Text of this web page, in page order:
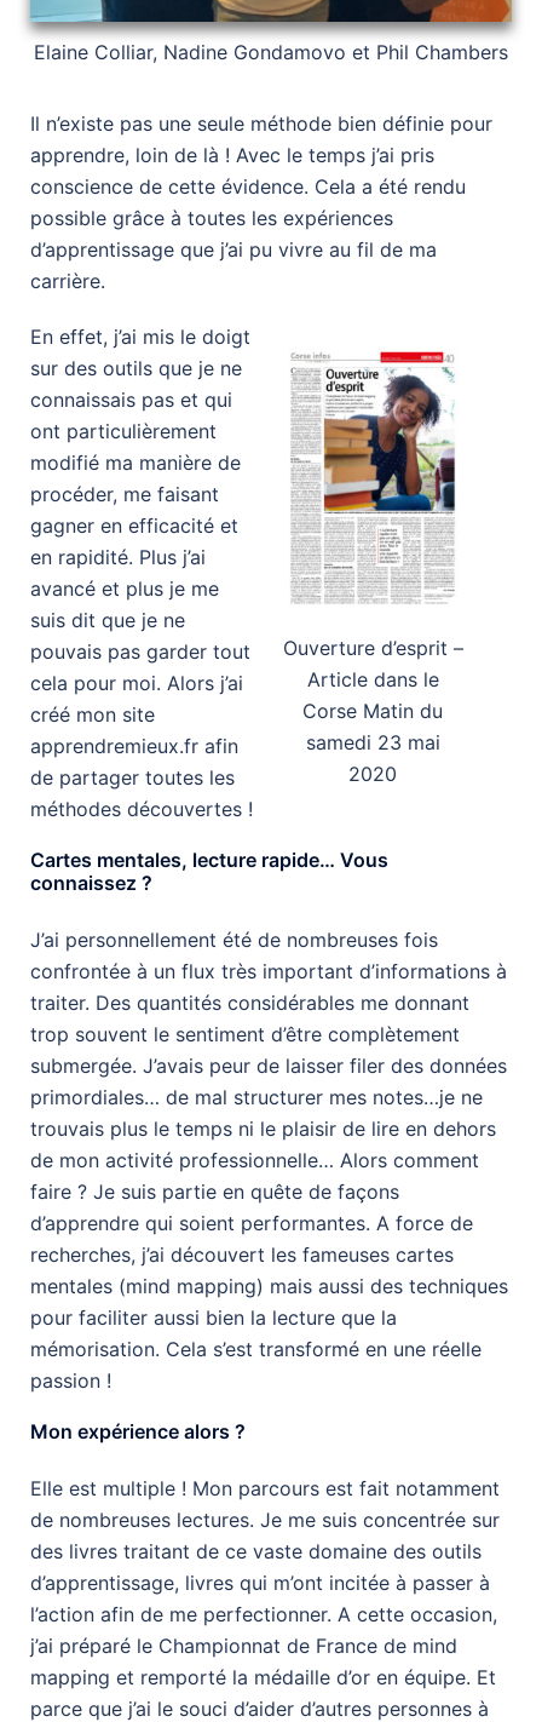
Elaine Colliar, Nadine Gondamovo et Phil Chambers
Il n’existe pas une seule méthode bien définie pour
apprendre, loin de là ! Avec le temps j’ai pris
conscience de cette évidence. Cela a été rendu
possible grâce à toutes les expériences
d’apprentissage que j’ai pu vivre au fil de ma
carrière.
Ouverture d’esprit –
Article dans le
Corse Matin du
samedi 23 mai
2020
En effet, j’ai mis le doigt
sur des outils que je ne
connaissais pas et qui
ont particulièrement
modifié ma manière de
procéder, me faisant
gagner en efficacité et
en rapidité. Plus j’ai
avancé et plus je me
suis dit que je ne
pouvais pas garder tout
cela pour moi. Alors j’ai
créé mon site
apprendremieux.fr afin
de partager toutes les
méthodes découvertes !
Cartes mentales, lecture rapide… Vous
connaissez ?
J’ai personnell­ement été de nombreuses fois
confrontée à un flux très important d’informations à
traiter. Des quantités considérables me donnant
trop souvent le sentiment d’être complètement
submergée. J’avais peur de laisser filer des données
primordiales… de mal structurer mes notes…je ne
trouvais plus le temps ni le plaisir de lire en dehors
de mon activité professionnelle… Alors comment
faire ? Je suis partie en quête de façons
d’apprendre qui soient performantes. A force de
recherches, j’ai découvert les fameuses cartes
mentales (mind mapping) mais aussi des techniques
pour faciliter aussi bien la lecture que la
mémorisation. Cela s’est transformé en une réelle
passion !
Mon expérience alors ?
Elle est multiple ! Mon parcours est fait notamment
de nombreuses lectures. Je me suis concentrée sur
des livres traitant de ce vaste domaine des outils
d’apprentissage, livres qui m’ont incitée à passer à
l’action afin de me perfectionner. A cette occasion,
j’ai préparé le Championnat de France de mind
mapping et remporté la médaille d’or en équipe. Et
parce que j’ai le souci d’aider d’autres personnes à